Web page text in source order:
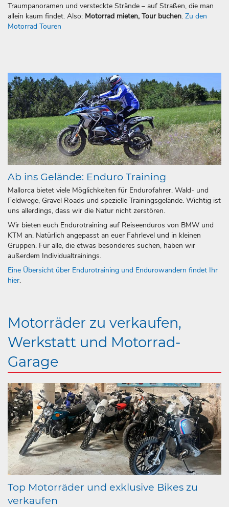
Traumpanoramen und versteckte Strände – auf Straßen, die man
allein kaum findet. Also: Motorrad mieten, Tour buchen. Zu den
Motorrad Touren
Ab ins Gelände: Enduro Training
Mallorca bietet viele Möglichkeiten für Endurofahrer. Wald- und
Feldwege, Gravel Roads und spezielle Trainingsgelände. Wichtig ist
uns allerdings, dass wir die Natur nicht zerstören.
Wir bieten euch Endurotraining auf Reiseenduros von BMW und
KTM an. Natürlich angepasst an euer Fahrlevel und in kleinen
Gruppen. Für alle, die etwas besonderes suchen, haben wir
außerdem Individualtrainings.
Eine Übersicht über Endurotraining und Endurowandern findet Ihr
hier.
Motorräder zu verkaufen,
Werkstatt und Motorrad-
Garage
Top Motorräder und exklusive Bikes zu
verkaufen